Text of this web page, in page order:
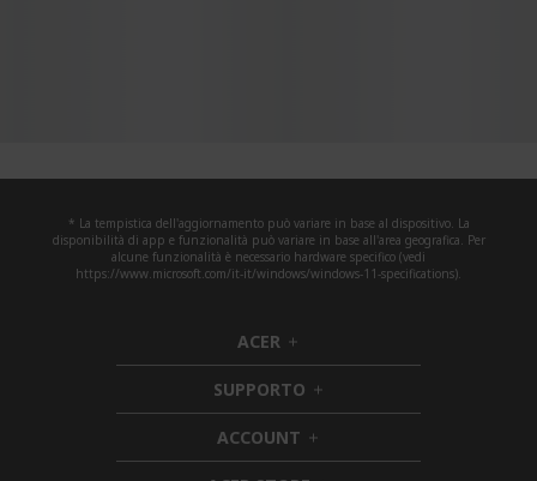
* La tempistica dell'aggiornamento può variare in base al dispositivo. La
disponibilità di app e funzionalità può variare in base all'area geografica. Per
alcune funzionalità è necessario hardware specifico (vedi
https://www.microsoft.com/it-it/windows/windows-11-specifications).
ACER h
i
d
d
e
n
SUPPORTO h
i
d
d
ACCOUNT h
i